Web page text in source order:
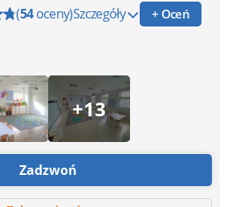
(54oceny)Szczegóły + Oceń
+13
Zadzwoń